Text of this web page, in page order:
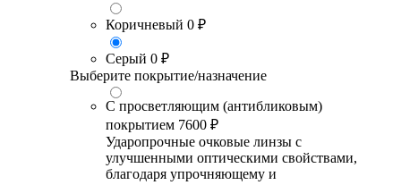
Коричневый 0 ₽
Серый 0 ₽
Выберите покрытие/назначение
С просветляющим (антибликовым)
покрытием 7600 ₽
Ударопрочные очковые линзы с
улучшенными оптическими свойствами,
благодаря упрочняющему и